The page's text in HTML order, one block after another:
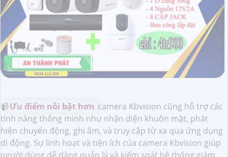
📹Ưu điểm nỗi bật hơn camera Kbvision cũng hỗ trợ các
tính năng thông minh như nhận diện khuôn mặt, phát
hiện chuyển động, ghi âm, và truy cập từ xa qua ứng dụng
di động. Sự linh hoạt và tiện ích của camera Kbvision giúp